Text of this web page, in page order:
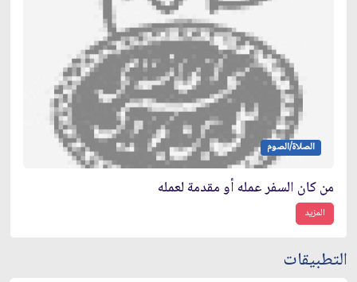
الصلاة/الصوم
من كان السفر عمله أو مقدمة لعمله
المزيد
التطبيقات